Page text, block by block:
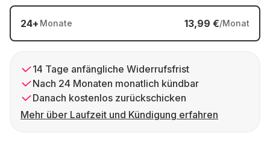
24+ Monate 13,99 €/Monat
14 Tage anfängliche Widerrufsfrist
Nach 24 Monaten monatlich kündbar
Danach kostenlos zurückschicken
Mehr über Laufzeit und Kündigung erfahren